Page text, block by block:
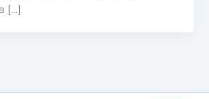
[…]